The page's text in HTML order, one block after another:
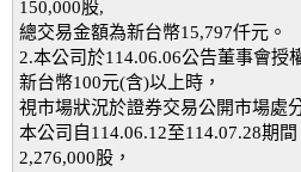
150,000股,
總交易金額為新台幣15,797仟元。
2.本公司於114.06.06公告董事會授
新台幣100元(含)以上時，
視市場狀況於證券交易公開市場處
本公司自114.06.12至114.07.28期
2,276,000股，